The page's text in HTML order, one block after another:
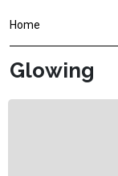
Home
Glowing